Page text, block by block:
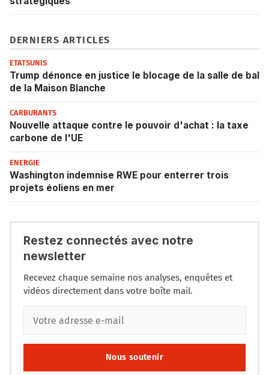
DERNIERS ARTICLES
ETATSUNIS
Trump dénonce en justice le blocage de la salle de bal
de la Maison Blanche
CARBURANTS
Nouvelle attaque contre le pouvoir d'achat : la taxe
carbone de l'UE
ENERGIE
Washington indemnise RWE pour enterrer trois
projets éoliens en mer
Restez connectés avec notre
newsletter
Recevez chaque semaine nos analyses, enquêtes et
vidéos directement dans votre boîte mail.
Nous soutenir